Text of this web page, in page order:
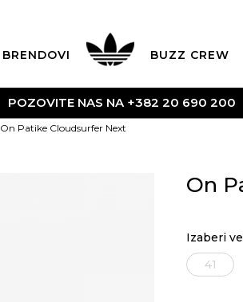
BRENDOVI BUZZ CREW
POZOVITE NAS NA +382 20 690 200
On Patike Cloudsurfer Next
On
Izaberi
41